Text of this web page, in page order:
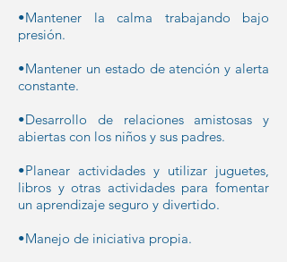
•Mantener la calma trabajando bajo
presión.
•Mantener un estado de atención y alerta
constante.
•Desarrollo de relaciones amistosas y
abiertas con los niños y sus padres.
•Planear actividades y utilizar juguetes,
libros y otras actividades para fomentar
un aprendizaje seguro y divertido.
•Manejo de iniciativa propia.